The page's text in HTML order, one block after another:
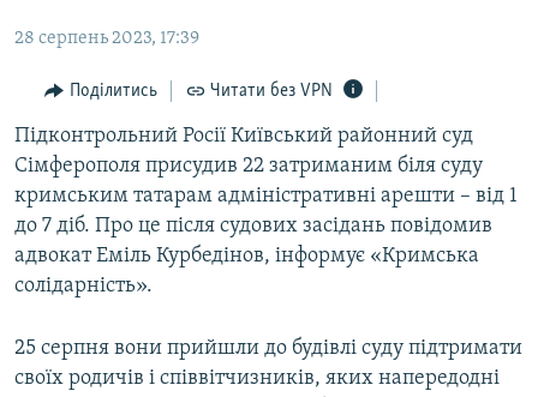
Перейти
пошуку
ПОГЛЯД
ІНТЕРВ'Ю
ВСЕ ЗА ДЕНЬ
СПЕЦПРОЕКТИ
ДЕПОРТАЦІЯ
ВІДЕОУРОКИ «ELIFBE»
УКРАЇНСЬКА ПРОБЛЕМА КРИМУ
ЯК ОБІЙТИ БЛОКУВАННЯ
Русский
28 серпень 2023, 17:39
Поділитись Читати без VPN
Підконтрольний Росії Київський районний суд
Сімферополя присудив 22 затриманим біля суду
кримським татарам адміністративні арешти – від 1
до 7 діб. Про це після судових засідань повідомив
адвокат Еміль Курбедінов, інформує «Кримська
солідарність».
25 серпня вони прийшли до будівлі суду підтримати
своїх родичів і співвітчизників, яких напередодні